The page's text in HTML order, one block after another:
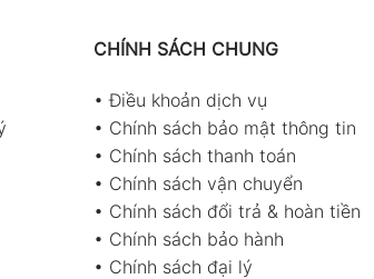
CHÍNH SÁCH CHUNG
•Điều khoản dịch vụ
• Chính sách bảo mật thông tin
• Chính sách thanh toán
• Chính sách vận chuyển
• Chính sách đổi trả & hoàn tiền
• Chính sách bảo hành
• Chính sách đại lý